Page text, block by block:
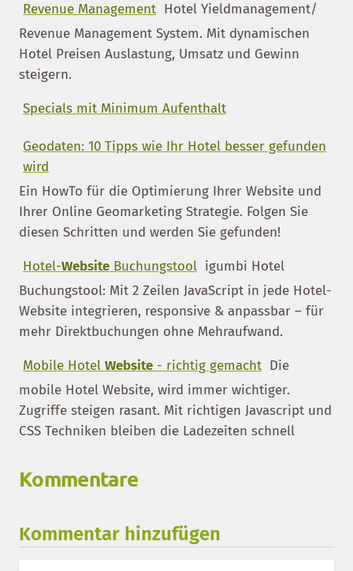
Revenue Management Hotel Yieldmanagement/
Revenue Management System. Mit dynamischen
Hotel Preisen Auslastung, Umsatz und Gewinn
steigern.
Specials mit Minimum Aufenthalt
Geodaten: 10 Tipps wie Ihr Hotel besser gefunden
wird
Ein HowTo für die Optimierung Ihrer Website und
Ihrer Online Geomarketing Strategie. Folgen Sie
diesen Schritten und werden Sie gefunden!
Hotel-Website Buchungstool igumbi Hotel
Buchungstool: Mit 2 Zeilen JavaScript in jede Hotel-
Website integrieren, responsive & anpassbar – für
mehr Direktbuchungen ohne Mehraufwand.
Mobile Hotel Website - richtig gemacht Die
mobile Hotel Website, wird immer wichtiger.
Zugriffe steigen rasant. Mit richtigen Javascript und
CSS Techniken bleiben die Ladezeiten schnell
Kommentare
Kommentar hinzufügen